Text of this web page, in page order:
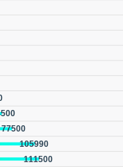
77500
105990
111500